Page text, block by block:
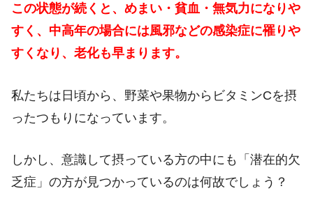
この状態が続くと、めまい・貧血・無気力になりや
すく、中高年の場合には風邪などの感染症に罹りや
すくなり、老化も早まります。
私たちは日頃から、野菜や果物からビタミンCを摂
ったつもりになっています。
しかし、意識して摂っている方の中にも「潜在的欠
乏症」の方が見つかっているのは何故でしょう？